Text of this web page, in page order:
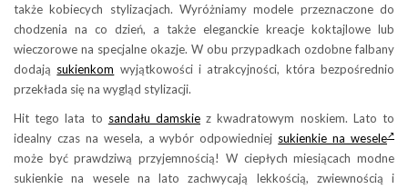
także kobiecych stylizacjach. Wyróżniamy modele przeznaczone do
chodzenia na co dzień, a także eleganckie kreacje koktajlowe lub
wieczorowe na specjalne okazje. W obu przypadkach ozdobne falbany
dodają sukienkom wyjątkowości i atrakcyjności, która bezpośrednio
przekłada się na wygląd stylizacji.
Hit tego lata to sandału damskie z kwadratowym noskiem. Lato to
idealny czas na wesela, a wybór odpowiedniej sukienkie na wesele
może być prawdziwą przyjemnością! W ciepłych miesiącach modne
sukienkie na wesele na lato zachwycają lekkością, zwiewnością i